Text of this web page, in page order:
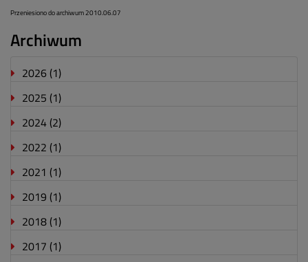
Przeniesiono do archiwum 2010.06.07
Archiwum
2026 (1)
2025 (1)
2024 (2)
2022 (1)
2021 (1)
2019 (1)
2018 (1)
2017 (1)